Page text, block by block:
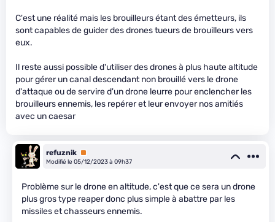
C'est une réalité mais les brouilleurs étant des émetteurs, ils
sont capables de guider des drones tueurs de brouilleurs vers
eux.
Il reste aussi possible d'utiliser des drones à plus haute altitude
pour gérer un canal descendant non brouillé vers le drone
d'attaque ou de servire d'un drone leurre pour enclencher les
brouilleurs ennemis, les repérer et leur envoyer nos amitiés
avec un caesar
refuznik Premium
Modifié le 05/12/2023 à 09h37
Problème sur le drone en altitude, c'est que ce sera un drone
plus gros type reaper donc plus simple à abattre par les
missiles et chasseurs ennemis.